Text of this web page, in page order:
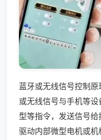
蓝牙或无线信号控制
或无线信号与手机等
型等指令，发送信号
驱动内部微型电机或